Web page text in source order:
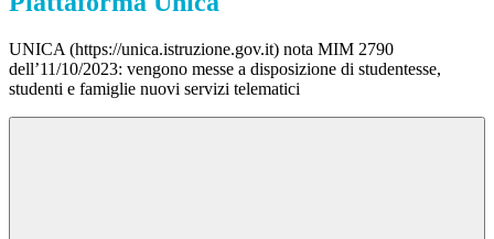
UNICA (https://unica.istruzione.gov.it) nota MIM 2790
dell’11/10/2023: vengono messe a disposizione di studentesse,
studenti e famiglie nuovi servizi telematici